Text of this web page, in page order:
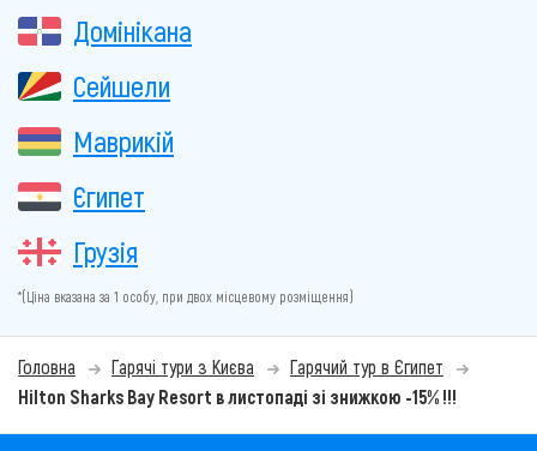
Домінікана
Сейшели
Маврикій
Єгипет
Грузія
*(Ціна вказана за 1 особу, при двох місцевому розміщення)
Головна Гарячі тури з Києва
Гарячий тур в Єгипет
Hilton Sharks Bay Resort в листопаді зі знижкою -15% !!!